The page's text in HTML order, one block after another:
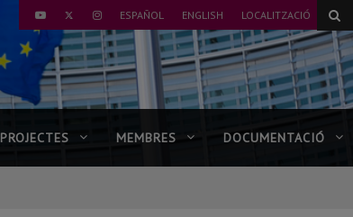
YOUTUBETWITTERINSTAGRAM
ESPAÑOL ENGLISH LOCALITZACIÓ
PROJECTES MEMBRES DOCUMENTACIÓ